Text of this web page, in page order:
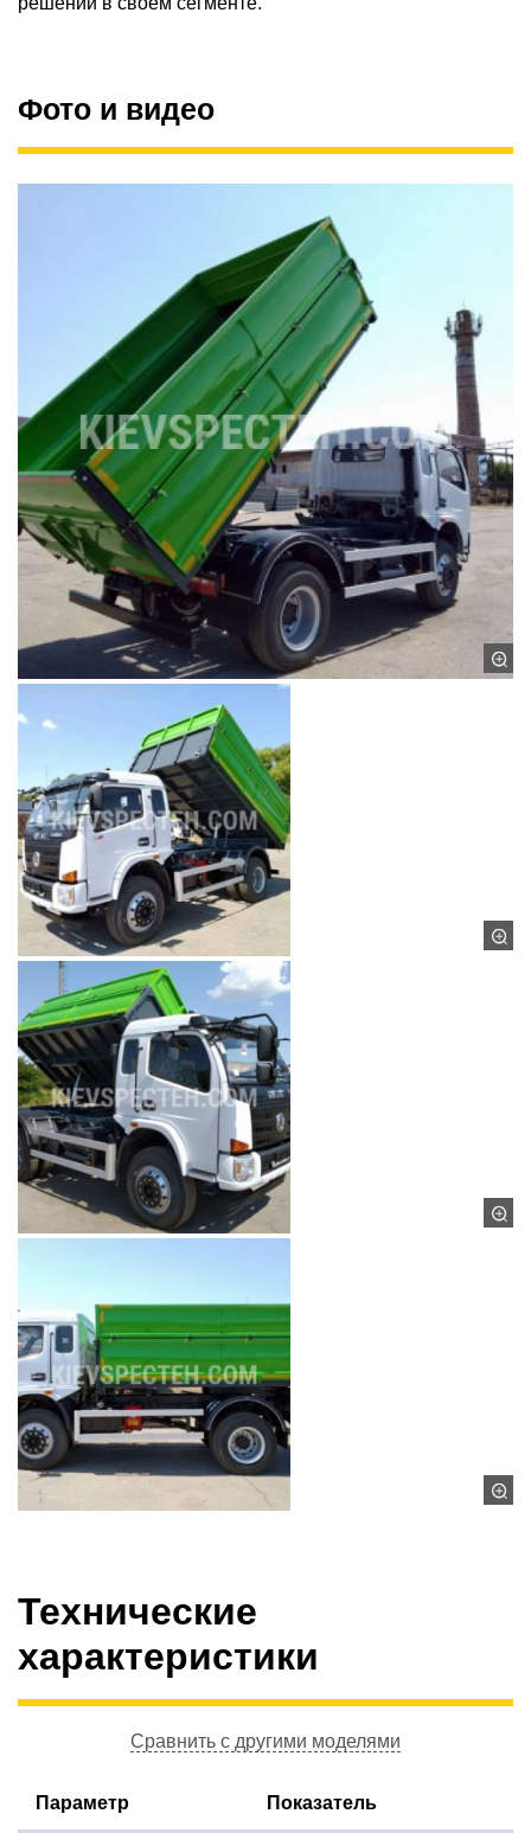
Фото и видео
Технические
характеристики
Сравнить с другими моделями
Параметр Показатель